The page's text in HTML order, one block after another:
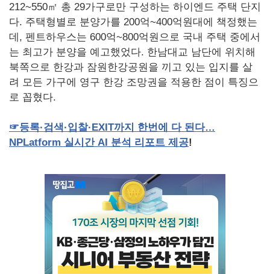
212~550㎡ 총 29가구로만 구성하는 하이엔드 주택 단지
다. 주택형별로 분양가를 200억~400억원대에 책정했는
데, 펜트하우스는 600억~800억원으로 국내 주택 중에서
는 최고가 분양을 예고했었다. 한남대교 남단에 위치해
북쪽으로 한강과 잠원한강공원을 끼고 있는 입지를 살
려 모든 가구에 영구 한강 조망권을 적용한 점이 특징으
로 꼽혔다.
☞등록·검색·입찰·EXIT까지 한번에 다 된다…
NPLatform 실시간 AI 분석 리포트 제공!